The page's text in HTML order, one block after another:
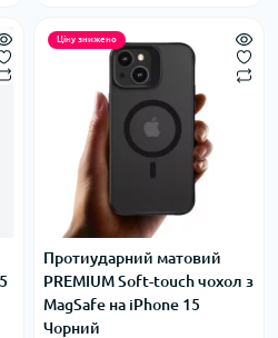
Ціну знижено
Протиударний матовий
PREMIUM Soft-touch чохол з
MagSafe на iPhone 15
Чорний